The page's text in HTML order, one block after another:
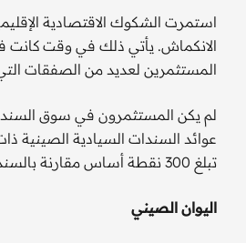
استمرت الشكوك الاقتصادية
الانكماش. يأتي ذلك في وقت كانت
المستثمرين لعديد من الصفقات
تبلغ 300 نقطة أساس مقارنة بالسندات الأمريكية، على الرغم من سلسلة من تدابير التحفيز الاقتصادي التي أعلنت عنها بكين.
اليوان الصيني